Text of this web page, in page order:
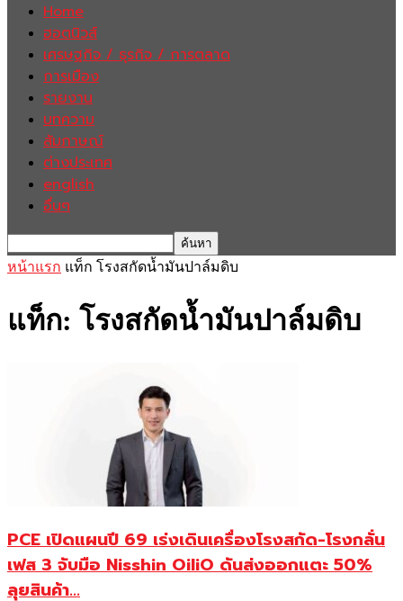
Home
ฮอตนิวส์
เศรษฐกิจ / ธุรกิจ / การตลาด
การเมือง
รายงาน
บทความ
สัมภาษณ์
ต่างประเทศ
english
อื่นๆ
หน้าแรก แท็ก โรงสกัดน้ำมันปาล์มดิบ
แท็ก: โรงสกัดน้ำมันปาล์มดิบ
PCE เปิดแผนปี 69 เร่งเดินเครื่องโรงสกัด-โรงกลั่น
เฟส 3 จับมือ Nisshin OiliO ดันส่งออกแตะ 50%
ลุยสินค้า...